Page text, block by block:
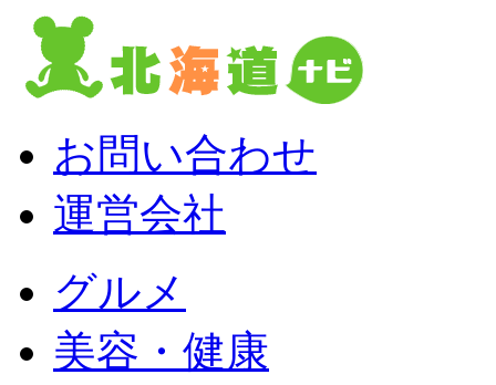
お問い合わせ
運営会社
グルメ
美容・健康